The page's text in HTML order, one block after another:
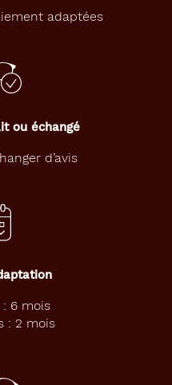
adaptées
ou échangé
d’avis
: 6 mois
: 2 mois